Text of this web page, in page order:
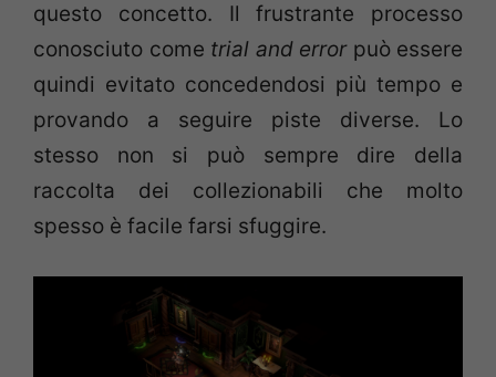
questo concetto. Il frustrante processo
conosciuto come trial and errorpuò essere
quindi evitato concedendosi più tempo e
provando a seguire piste diverse. Lo
stesso non si può sempre dire della
raccolta dei collezionabili che molto
spesso è facile farsi sfuggire.